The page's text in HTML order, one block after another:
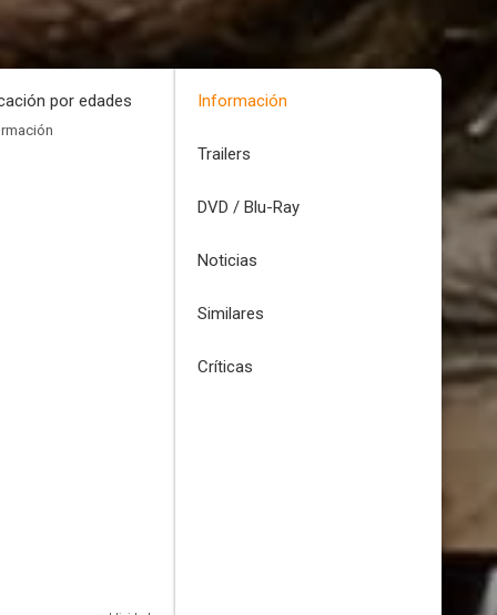
por edades Información
Trailers
DVD / Blu-Ray
Noticias
Similares
Críticas